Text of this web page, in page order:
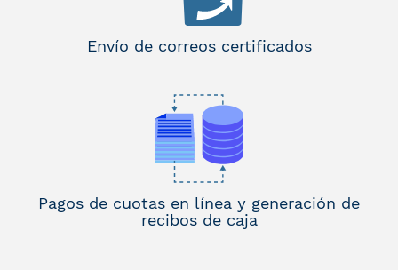
Envío de correos certificados
Pagos de cuotas en línea y generación de
recibos de caja